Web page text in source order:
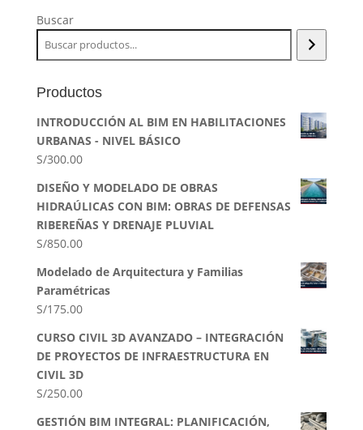
Buscar
Productos
INTRODUCCIÓN AL BIM EN HABILITACIONES
URBANAS - NIVEL BÁSICO
S/300.00
DISEÑO Y MODELADO DE OBRAS
HIDRAÚLICAS CON BIM: OBRAS DE DEFENSAS
RIBEREÑAS Y DRENAJE PLUVIAL
S/850.00
Modelado de Arquitectura y Familias
Paramétricas
S/175.00
CURSO CIVIL 3D AVANZADO – INTEGRACIÓN
DE PROYECTOS DE INFRAESTRUCTURA EN
CIVIL 3D
S/250.00
GESTIÓN BIM INTEGRAL: PLANIFICACIÓN,